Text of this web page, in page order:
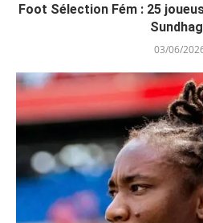
Foot Sélection Fém : 25
03/06/